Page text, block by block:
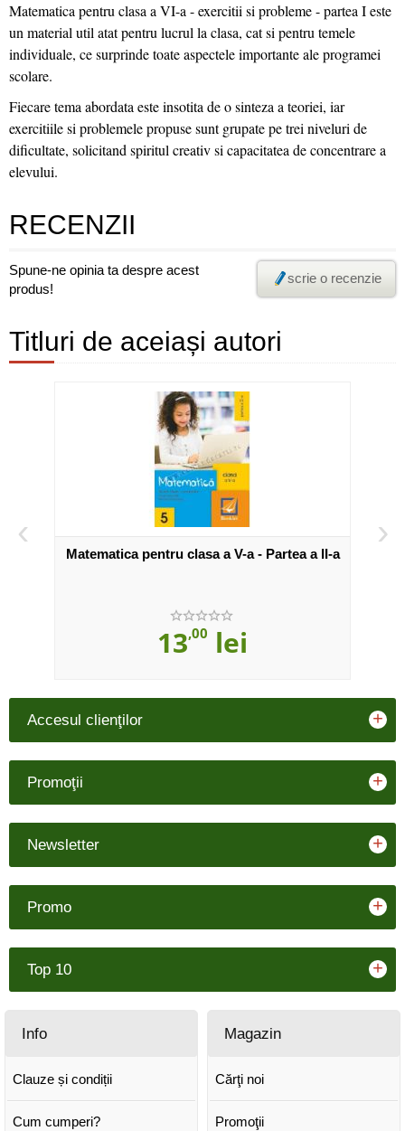
Matematica pentru clasa a VI-a - exercitii si probleme - partea I este
un material util atat pentru lucrul la clasa, cat si pentru temele
individuale, ce surprinde toate aspectele importante ale programei
scolare.
Fiecare tema abordata este insotita de o sinteza a teoriei, iar
exercitiile si problemele propuse sunt grupate pe trei niveluri de
dificultate, solicitand spiritul creativ si capacitatea de concentrare a
elevului.
RECENZII
Spune-ne opinia ta despre acest
produs!
scrie o recenzie
Titluri de aceiași autori
‹
Matematica pentru clasa a V-a - Partea a II-a
13,00 lei
›
Accesul clienţilor +
Promoţii +
Newsletter +
Promo +
Top 10 +
Info
Clauze și condiții
Cum cumperi?
Magazin
Cărţi noi
Promoţii